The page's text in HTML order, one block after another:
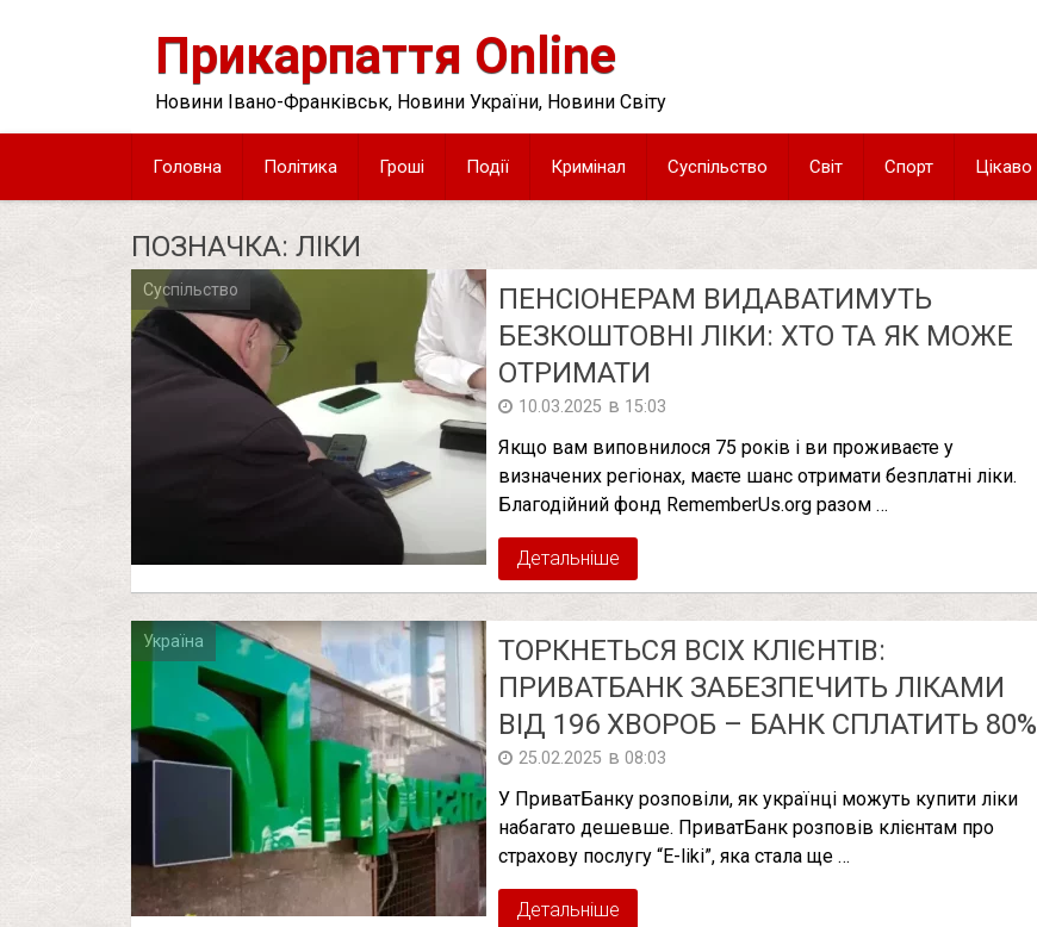
Прикарпаття Online
Новини Івано-Франківськ, Новини України, Новини Світу
Головна Політика Гроші Події Кримінал Суспільство Світ Спорт Цікаво
ПОЗНАЧКА: ЛІКИ
Суспільство
ПЕНСІОНЕРАМ ВИДАВАТИМУТЬ
БЕЗКОШТОВНІ ЛІКИ: ХТО ТА ЯК МОЖЕ
ОТРИМАТИ
10.03.2025 в 15:03
Якщо вам виповнилося 75 років і ви проживаєте у
визначених регіонах, маєте шанс отримати безплатні ліки.
Благодійний фонд RememberUs.org разом …
Детальніше
Україна
ТОРКНЕТЬСЯ ВСІХ КЛІЄНТІВ:
ПРИВАТБАНК ЗАБЕЗПЕЧИТЬ ЛІКАМИ
ВІД 196 ХВОРОБ – БАНК СПЛАТИТЬ 80%
25.02.2025 в 08:03
У ПриватБанку розповіли, як українці можуть купити ліки
набагато дешевше. ПриватБанк розповів клієнтам про
страхову послугу “E-liki”, яка стала ще …
Детальніше
Posts
pagination